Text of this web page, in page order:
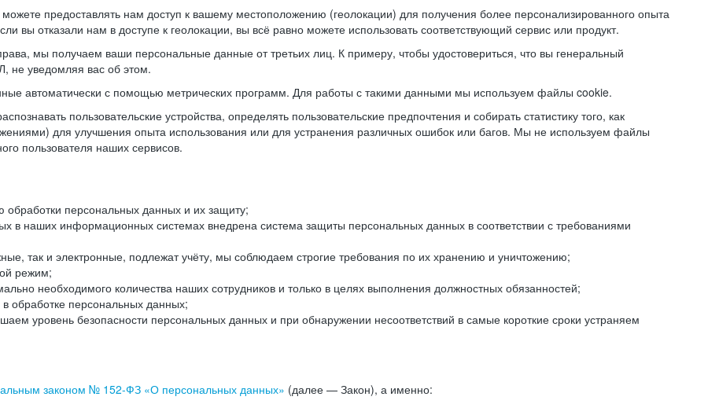
предоставлять нам доступ к вашему местоположению (геолокации) для получения более персонализированного опыта
вы отказали нам в доступе к геолокации, вы всё равно можете использовать соответствующий сервис или продукт.
мы получаем ваши персональные данные от третьих лиц. К примеру, чтобы удостовериться, что вы генеральный
не уведомляя вас об этом.
автоматически с помощью метрических программ. Для работы с такими данными мы используем файлы cookie.
пользовательские устройства, определять пользовательские предпочтения и собирать статистику того, как
для улучшения опыта использования или для устранения различных ошибок или багов. Мы не используем файлы
пользователя наших сервисов.
обработки персональных данных и их защиту;
в наших информационных системах внедрена система защиты персональных данных в соответствии с требованиями
так и электронные, подлежат учёту, мы соблюдаем строгие требования по их хранению и уничтожению;
режим;
необходимого количества наших сотрудников и только в целях выполнения должностных обязанностей;
обработке персональных данных;
уровень безопасности персональных данных и при обнаружении несоответствий в самые короткие сроки устраняем
законом № 152-ФЗ «О персональных данных» (далее — Закон), а именно: